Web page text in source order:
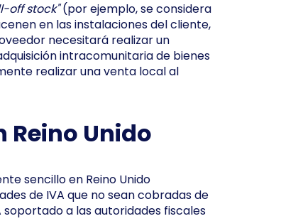
off stock"(por ejemplo, se considera
en las instalaciones del cliente,
necesitará realizar un
intracomunitaria de bienes
realizar una venta local al
Unido
sencillo en Reino Unido
de IVA que no sean cobradas de
a las autoridades fiscales